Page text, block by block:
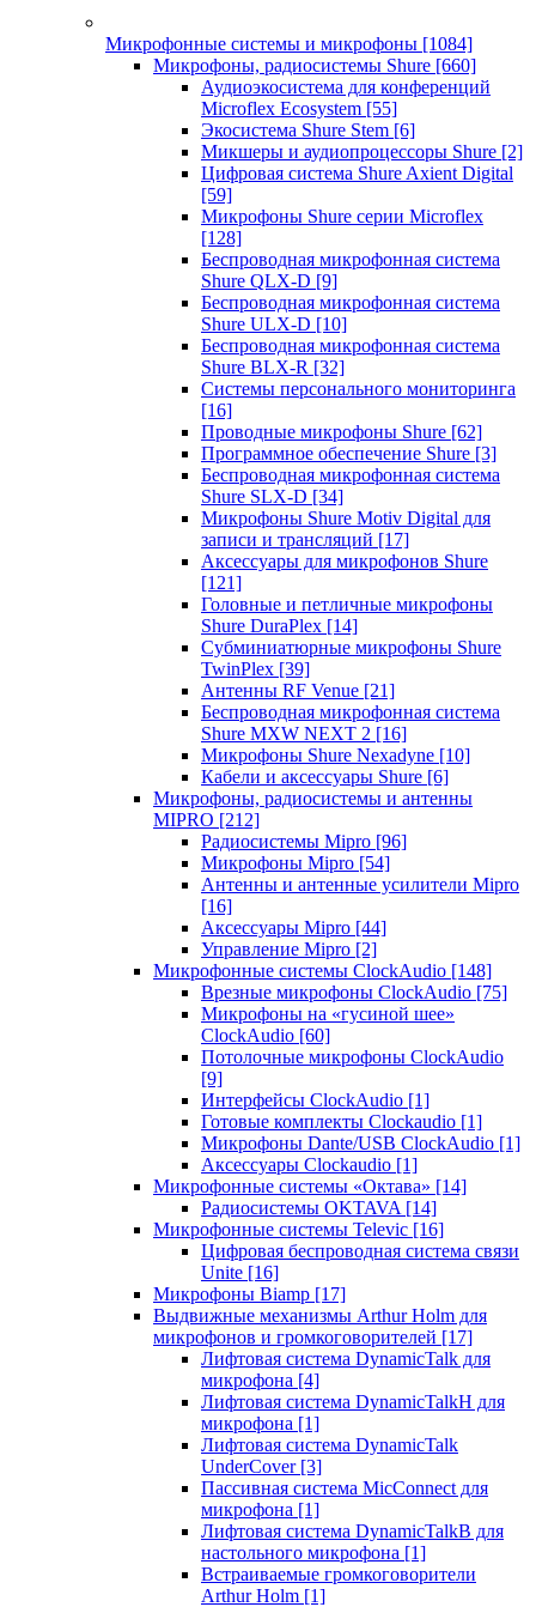
Микрофонные системы и микрофоны [1084]
Микрофоны, радиосистемы Shure [660]
Аудиоэкосистема для конференций
Microflex Ecosystem [55]
Экосистема Shure Stem [6]
Микшеры и аудиопроцессоры Shure [2]
Цифровая система Shure Axient Digital
[59]
Микрофоны Shure серии Microflex
[128]
Беспроводная микрофонная система
Shure QLX-D [9]
Беспроводная микрофонная система
Shure ULX-D [10]
Беспроводная микрофонная система
Shure BLX-R [32]
Системы персонального мониторинга
[16]
Проводные микрофоны Shure [62]
Программное обеспечение Shure [3]
Беспроводная микрофонная система
Shure SLX-D [34]
Микрофоны Shure Motiv Digital для
записи и трансляций [17]
Аксессуары для микрофонов Shure
[121]
Головные и петличные микрофоны
Shure DuraPlex [14]
Субминиатюрные микрофоны Shure
TwinPlex [39]
Антенны RF Venue [21]
Беспроводная микрофонная система
Shure MXW NEXT 2 [16]
Микрофоны Shure Nexadyne [10]
Кабели и аксессуары Shure [6]
Микрофоны, радиосистемы и антенны
MIPRO [212]
Радиосистемы Mipro [96]
Микрофоны Mipro [54]
Антенны и антенные усилители Mipro
[16]
Аксессуары Mipro [44]
Управление Mipro [2]
Микрофонные системы ClockAudio [148]
Врезные микрофоны ClockAudio [75]
Микрофоны на «гусиной шее»
ClockAudio [60]
Потолочные микрофоны ClockAudio
[9]
Интерфейсы ClockAudio [1]
Готовые комплекты Clockaudio [1]
Микрофоны Dante/USB ClockAudio [1]
Аксессуары Clockaudio [1]
Микрофонные системы «Октава» [14]
Радиосистемы OKTAVA [14]
Микрофонные системы Televic [16]
Цифровая беспроводная система связи
Unite [16]
Микрофоны Biamp [17]
Выдвижные механизмы Arthur Holm для
микрофонов и громкоговорителей [17]
Лифтовая система DynamicTalk для
микрофона [4]
Лифтовая система DynamicTalkH для
микрофона [1]
Лифтовая система DynamicTalk
UnderCover [3]
Пассивная система MicConnect для
микрофона [1]
Лифтовая система DynamicTalkB для
настольного микрофона [1]
Встраиваемые громкоговорители
Arthur Holm [1]